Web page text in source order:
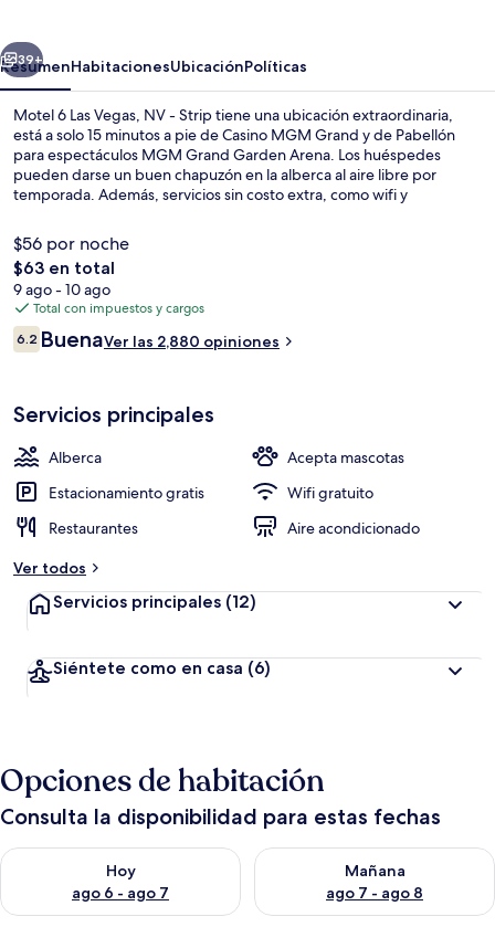
NV
-
Strip
Siguiente
39+
ResumenHabitacionesUbicaciónPolíticas
Motel 6 Las Vegas, NV - Strip tiene una ubicación extraordinaria,
está a solo 15 minutos a pie de Casino MGM Grand y de Pabellón
para espectáculos MGM Grand Garden Arena. Los huéspedes
pueden darse un buen chapuzón en la alberca al aire libre por
temporada. Además, servicios sin costo extra, como wifi y
Bellagio Casino como The Linq están a solo cinco minutos en auto.
Otros visitantes hablan maravillas de las amenidades y
características como la ubicación. La propiedad está a una corta
distancia a pie de algunas opciones de transporte público: Estación
de monorraíl MGM Grand está a 7 minutos.
$56 por noche
El
precio
total
es
de
$63 en total
9 ago - 10 ago
Total con impuestos y cargos
Opiniones
6.26.2 de 10,
BuenaVer las 2,880 opiniones
Servicios principales
Alberca
Acepta mascotas
Estacionamiento gratis
Wifi gratuito
Restaurantes
Aire acondicionado
Ver todos
Servicios principales (12)
Siéntete como en casa (6)
Opciones de habitación
Consulta la disponibilidad para estas fechas
Hoy
ago 6 - ago 7
Consulta la disponibilidad para hoy ago 6 - ago 7
Mañana
ago 7 - ago 8
Consulta la disponibilidad